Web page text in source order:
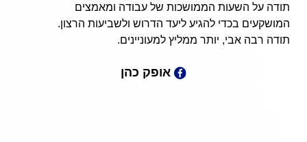
תודה על השעות הממושכות של עבודה ומאמצים
המושקעים בכדי להגיע ליעד הדרוש ולשביעות הרצון.
תודה רבה אבי, יותר ממליץ למעוניינים.
אופק כהן